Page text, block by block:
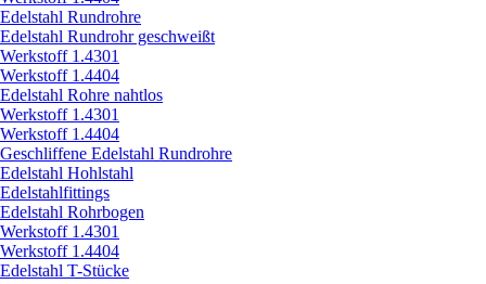
Edelstahl Rundrohre
Edelstahl Rundrohr geschweißt
Werkstoff 1.4301
Werkstoff 1.4404
Edelstahl Rohre nahtlos
Werkstoff 1.4301
Werkstoff 1.4404
Geschliffene Edelstahl Rundrohre
Edelstahl Hohlstahl
Edelstahlfittings
Edelstahl Rohrbogen
Werkstoff 1.4301
Werkstoff 1.4404
Edelstahl T-Stücke